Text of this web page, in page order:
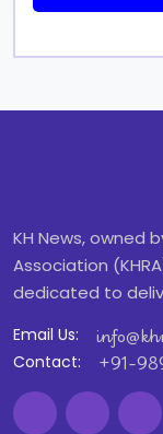
KH News, owned
Association
dedicated to
Email Us:
Contact: +91-